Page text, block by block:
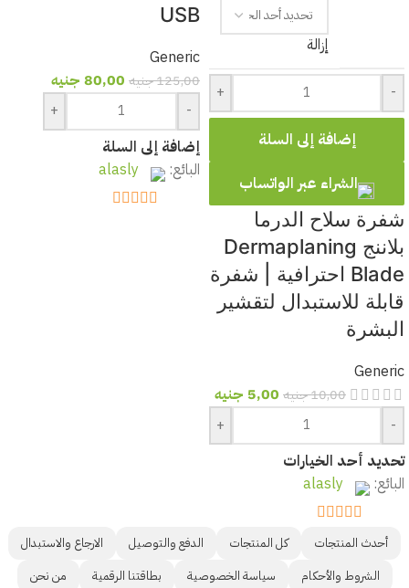
إزالة
-
+
إضافة إلى السلة
الشراء عبر الواتساب
شفرة سلاح الدرما
بلاننج Dermaplaning
Blade احترافية | شفرة
قابلة للاستبدال لتقشير
البشرة
Generic
10,00جنيه 5,00 جنيه
-
+
تحديد أحد الخيارات
البائع:
alasly
USB
Generic
125,00جنيه 80,00 جنيه
-
+
إضافة إلى السلة
البائع:
alasly
أحدث المنتجات كل المنتجات الدفع والتوصيل
الارجاع والاستبدال
الشروط والأحكام
سياسة الخصوصية بطاقتنا الرقمية من نحن